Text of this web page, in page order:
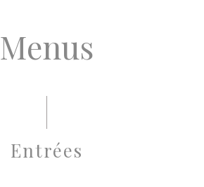
Menus
Entrées